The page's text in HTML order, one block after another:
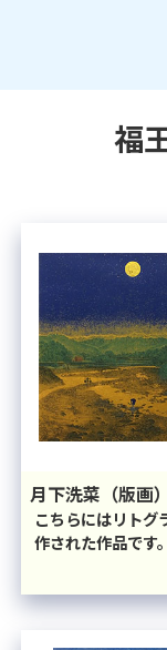
福
月下洗菜（版画）
こちらにはリトグ
作された作品です。